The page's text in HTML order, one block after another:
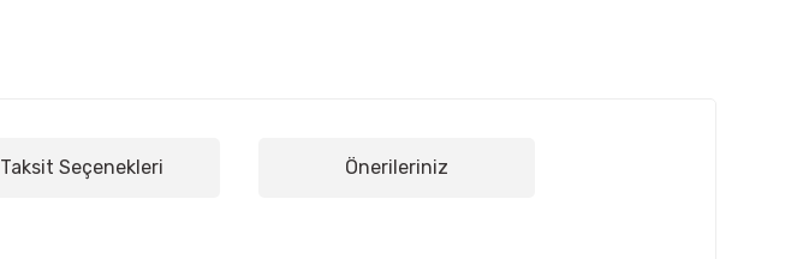
Taksit Seçenekleri Önerileriniz